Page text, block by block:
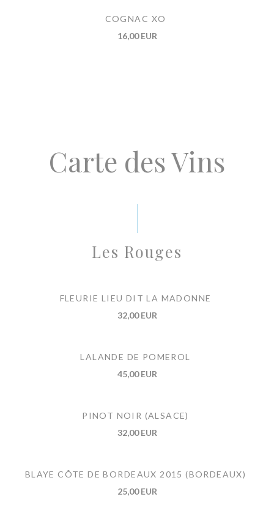
COGNAC XO
16,00 EUR
Carte des Vins
Les Rouges
FLEURIE LIEU DIT LA MADONNE
32,00 EUR
LALANDE DE POMEROL
45,00 EUR
PINOT NOIR (ALSACE)
32,00 EUR
BLAYE CÔTE DE BORDEAUX 2015 (BORDEAUX)
25,00 EUR